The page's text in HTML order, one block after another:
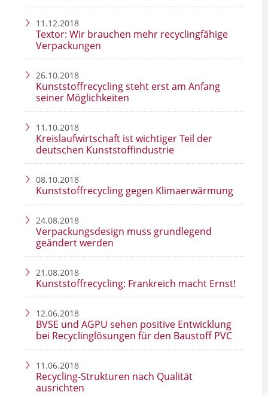
11.12.2018
Textor: Wir brauchen mehr recyclingfähige
Verpackungen
26.10.2018
Kunststoffrecycling steht erst am Anfang
seiner Möglichkeiten
11.10.2018
Kreislaufwirtschaft ist wichtiger Teil der
deutschen Kunststoffindustrie
08.10.2018
Kunststoffrecycling gegen Klimaerwärmung
24.08.2018
Verpackungsdesign muss grundlegend
geändert werden
21.08.2018
Kunststoffrecycling: Frankreich macht Ernst!
12.06.2018
BVSE und AGPU sehen positive Entwicklung
bei Recyclinglösungen für den Baustoff PVC
11.06.2018
Recycling-Strukturen nach Qualität
ausrichten